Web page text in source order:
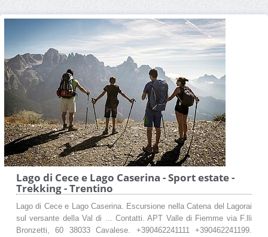
Lago di Cece e Lago Caserina - Sport estate -
Trekking - Trentino
Lago di Cece e Lago Caserina. Escursione nella Catena del Lagorai
sul versante della Val di ... Contatti. APT Valle di Fiemme via F.lli
Bronzetti, 60 38033 Cavalese. +390462241111 +390462241199.